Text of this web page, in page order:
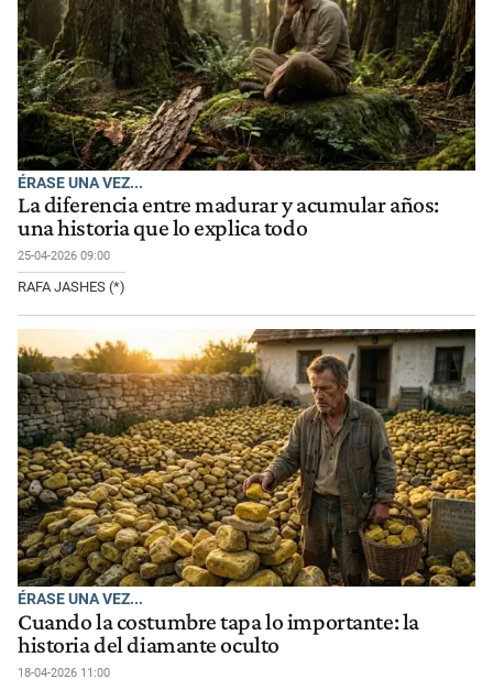
ÉRASE UNA VEZ...
La diferencia entre madurar y acumular años:
una historia que lo explica todo
25-04-2026 09:00
RAFA JASHES (*)
ÉRASE UNA VEZ...
Cuando la costumbre tapa lo importante: la
historia del diamante oculto
18-04-2026 11:00